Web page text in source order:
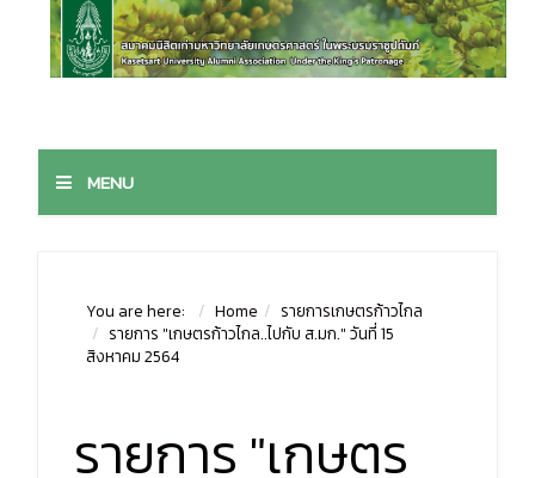
MENU
You are here: Home
รายการเกษตรก้าวไกล
รายการ "เกษตรก้าวไกล..ไปกับ ส.มก." วันที่ 15
สิงหาคม 2564
รายการ "เกษตร